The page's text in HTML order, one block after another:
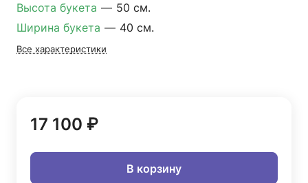
Высота букета — 50 см.
Ширина букета — 40 см.
Все характеристики
17 100 ₽
В корзину